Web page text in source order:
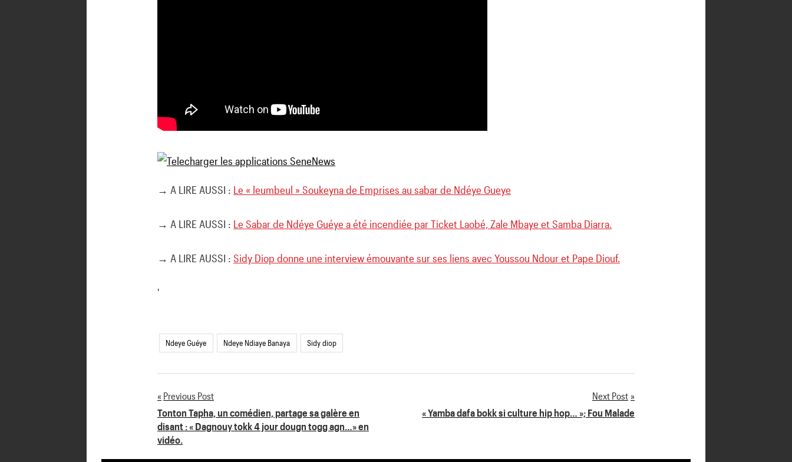
→ A LIRE AUSSI : Le « leumbeul » Soukeyna de Emprises au sabar de Ndéye Gueye
→ A LIRE AUSSI : Le Sabar de Ndéye Guéye a été incendiée par Ticket Laobé, Zale Mbaye et Samba Diarra.
→ A LIRE AUSSI : Sidy Diop donne une interview émouvante sur ses liens avec Youssou Ndour et Pape Diouf.
'
Ndeye Guéye Ndeye Ndiaye Banaya Sidy diop
Navigation
de
Previous Post
Tonton Tapha, un comédien, partage sa galère en
disant : « Dagnouy tokk 4 jour dougn togg agn…» en
vidéo.
Next Post
« Yamba dafa bokk si culture hip hop… »; Fou Malade